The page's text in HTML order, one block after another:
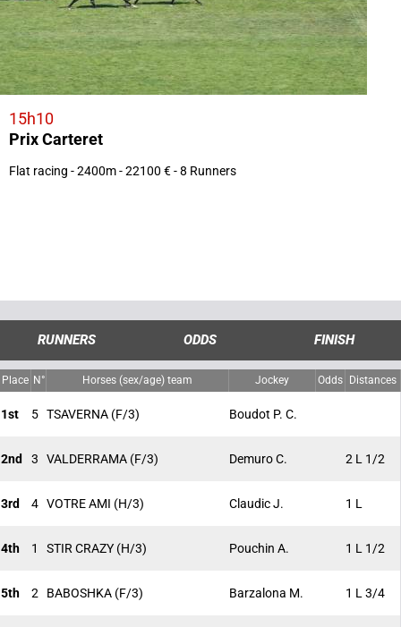
15h10
Prix Carteret
Flat racing - 2400m - 22100 € - 8 Runners
RUNNERS ODDS FINISH
Place N° Horses (sex/age) team Jockey Odds Distances
1st 5 TSAVERNA (F/3) Boudot P. C.
2nd 3 VALDERRAMA (F/3) Demuro C. 2 L 1/2
3rd 4 VOTRE AMI (H/3) Claudic J. 1 L
4th 1 STIR CRAZY (H/3) Pouchin A. 1 L 1/2
5th 2 BABOSHKA (F/3) Barzalona M. 1 L 3/4